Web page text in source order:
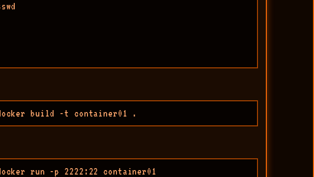
docker build -t container01 .
run -p 2222:22 container01